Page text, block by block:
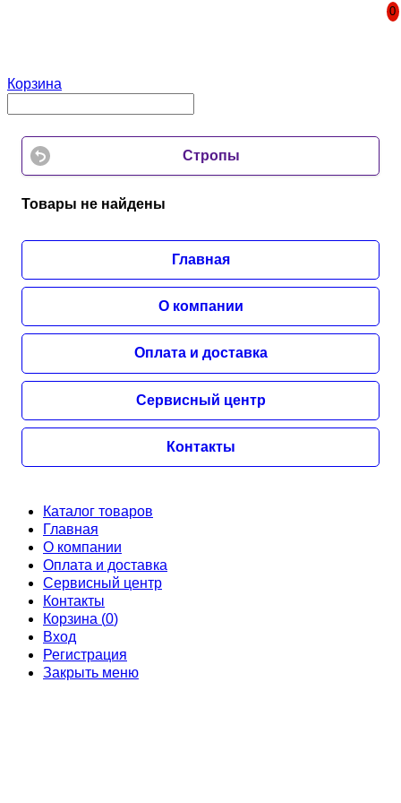
Корзина
0
Стропы
Товары не найдены
Главная
О компании
Оплата и доставка
Сервисный центр
Контакты
Каталог товаров
Главная
О компании
Оплата и доставка
Сервисный центр
Контакты
Корзина (0)
Вход
Регистрация
Закрыть меню